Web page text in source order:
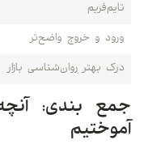
تایم‌فریم
ورود و خروج واضح‌تر
درک بهتر روان‌شناسی بازار
جمع بندی:
آموختیم